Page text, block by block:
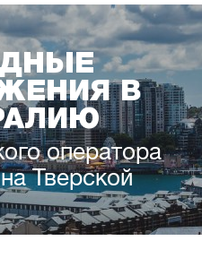
В
оператора
Тверской